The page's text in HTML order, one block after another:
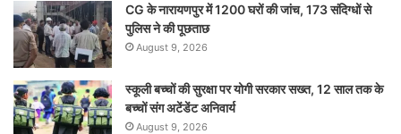
CG के नारायणपुर में 1200 घरों की जांच, 173 संदिग्धों से
पुलिस ने की पूछताछ
August 9, 2026
स्कूली बच्चों की सुरक्षा पर योगी सरकार सख्त, 12 साल तक के
बच्चों संग अटेंडेंट अनिवार्य
August 9, 2026